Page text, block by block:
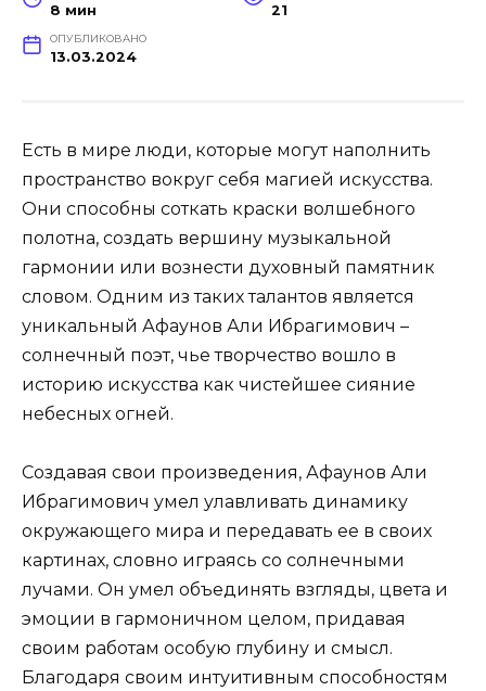
8 мин 21
ОПУБЛИКОВАНО
13.03.2024
Есть в мире люди, которые могут наполнить
пространство вокруг себя магией искусства.
Они способны соткать краски волшебного
полотна, создать вершину музыкальной
гармонии или вознести духовный памятник
словом. Одним из таких талантов является
уникальный Афаунов Али Ибрагимович –
солнечный поэт, чье творчество вошло в
историю искусства как чистейшее сияние
небесных огней.
Создавая свои произведения, Афаунов Али
Ибрагимович умел улавливать динамику
окружающего мира и передавать ее в своих
картинах, словно играясь со солнечными
лучами. Он умел объединять взгляды, цвета и
эмоции в гармоничном целом, придавая
своим работам особую глубину и смысл.
Благодаря своим интуитивным способностям